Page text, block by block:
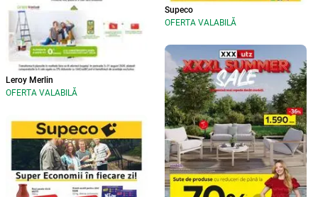
Leroy Merlin
OFERTA VALABILĂ
Supeco
OFERTA VALABILĂ